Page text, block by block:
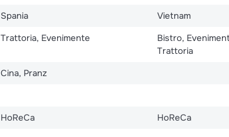
Spania Vietnam
Trattoria, Evenimente
Bistro,
Trattoria
Cina, Pranz
HoReCa HoReCa